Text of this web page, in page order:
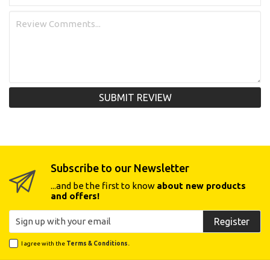
SUBMIT REVIEW
Subscribe to our Newsletter
...and be the first to know about new products
and offers!
Register
I agree with the Terms & Conditions.